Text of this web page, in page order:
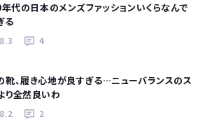
年代の日本のメンズファッションいくらなんで
る
4
靴、履き心地が良すぎる…ニューバランスのス
り全然良いわ
2